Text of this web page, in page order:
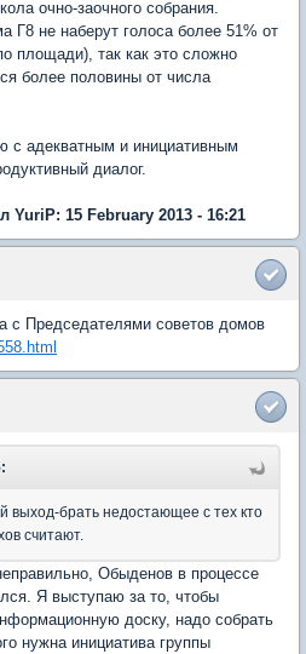
очно-заочного собрания.
Г8 не наберут голоса более 51% от
площади), так как это сложно
более половины от числа
с адекватным и инициативным
диалог.
YuriP: 15 February 2013 - 16:21
с Председателями советов домов
выход-брать недостающее с тех кто
считают.
Обыденов в процессе
Я выступаю за то, чтобы
доску, надо собрать
нужна инициатива группы